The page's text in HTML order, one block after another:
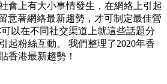
會上有大小事情發生，在網絡上引起
意著網絡最新趨勢，才可制定最佳營
以在不同社交渠道上就這些話題分
起粉絲互動。 我們整理了2020年香
香港最新趨勢！